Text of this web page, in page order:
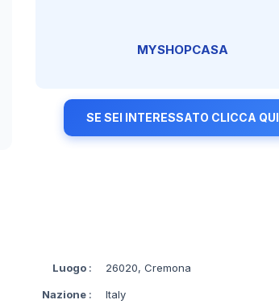
MYSHOPCASA
SE SEI INTERESSATO CLICCA QUI
Luogo : 26020, Cremona
Nazione : Italy